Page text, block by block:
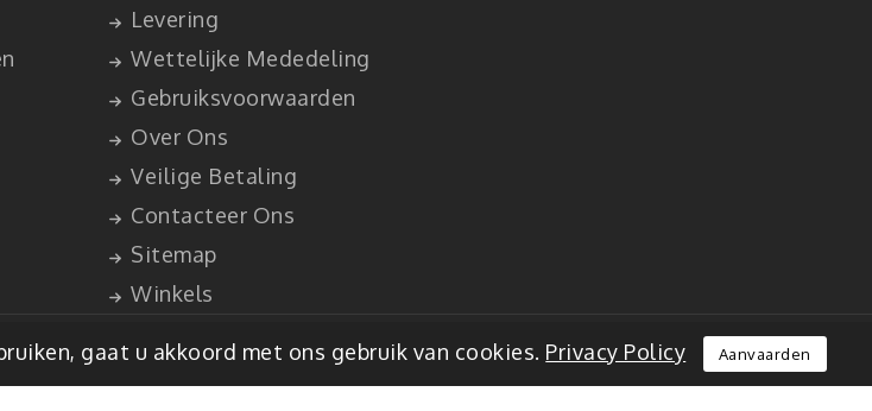
Levering
Wettelijke Mededeling
Gebruiksvoorwaarden
Over Ons
Veilige Betaling
Contacteer Ons
Sitemap
Winkels
gaat u akkoord met ons gebruik van cookies. Privacy Policy Aanvaarden